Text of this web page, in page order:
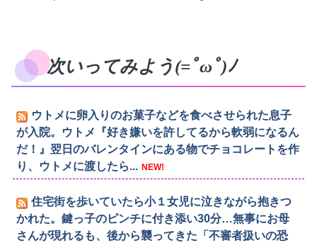
次いってみよう(=ﾟωﾟ)ﾉ
ウトメに卵入りのお菓子などを食べさせられた息子
が入院。ウトメ『好き嫌いを許してるから軟弱になるん
だ！』翌日のバレンタインにある物でチョコレートを作
り、ウトメに渡したら... NEW!
住宅街を歩いていたら小１女児に泣きながら抱きつ
かれた。鍵っ子のピンチに付き添い30分…無事にお母
さんが現れるも、後から襲ってきた「不審者扱いの恐